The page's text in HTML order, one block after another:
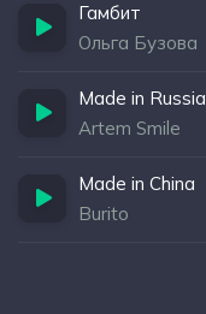
Гамбит
Ольга Бузова
Made in Russia
Artem Smile
Made in China
Burito